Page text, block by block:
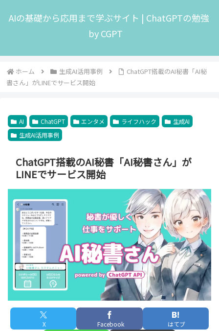
AIの基礎から応用まで学ぶサイト | ChatGPTの勉強
by CGPT
ホーム 生成AI活用事例
ChatGPT搭載のAI秘書「AI秘
書さん」がLINEでサービス開始
AI ChatGPT エンタメ ライフハック
生成AI
生成AI活用事例
ChatGPT搭載のAI秘書「AI秘書さん」が
LINEでサービス開始
X Facebook はてブ